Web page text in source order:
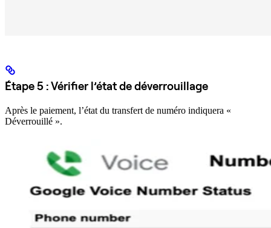
Étape 5 : Vérifier l’état de déverrouillage
Après le paiement, l’état du transfert de numéro indiquera «
Déverrouillé ».